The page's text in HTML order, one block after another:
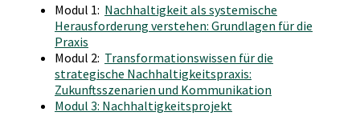
Modul 1: Nachhaltigkeit als systemische
Herausforderung verstehen: Grundlagen für die
Praxis
Modul 2: Transformationswissen für die
strategische Nachhaltigkeitspraxis:
Zukunftsszenarien und Kommunikation
Modul 3: Nachhaltigkeitsprojekt